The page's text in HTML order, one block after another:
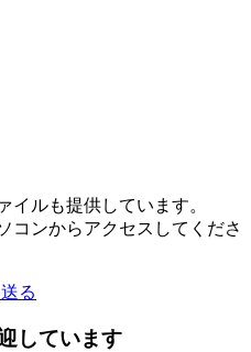
イルも提供しています。
コンからアクセスしてくださ
る
しています